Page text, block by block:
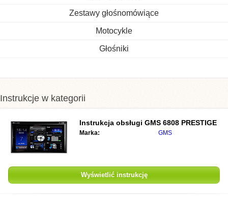
Zestawy głośnomówiące
Motocykle
Głośniki
Instrukcje w kategorii
Instrukcja obsługi GMS 6808 PRESTIGE
Marka: GMS
Wyświetlić instrukcję